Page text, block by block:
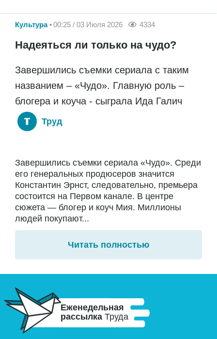
Культура 00:25 / 03 Июля 2026 4334
Надеяться ли только на чудо?
Завершились съемки сериала с таким
названием – «Чудо». Главную роль –
блогера и коуча - сыграла Ида Галич
Труд
Завершились съемки сериала «Чудо». Среди
его генеральных продюсеров значится
Константин Эрнст, следовательно, премьера
состоится на Первом канале. В центре
сюжета — блогер и коуч Мия. Миллионы
людей покупают...
Читать полностью
Еженедельная
рассылка Труда